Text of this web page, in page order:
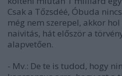
Csak a Tőzsdéé, Óbuda
még nem szerepel, akkor hol
naivitás, hát először a
alapvetően.
- Mv.: De te is tudod, hogy